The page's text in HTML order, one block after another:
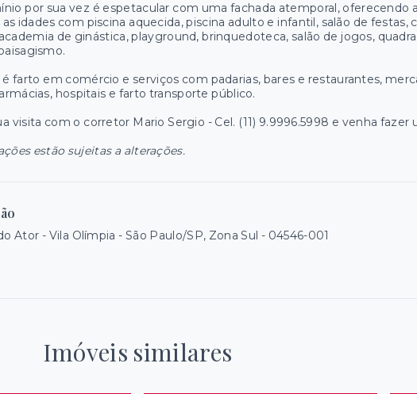
por sua vez é espetacular com uma fachada atemporal, oferecendo
as idades com piscina aquecida, piscina adulto e infantil, salão de festas,
de ginástica, playground, brinquedoteca, salão de jogos,
farto em comércio e serviços com padarias, bares e restaurantes,
hospitais e farto transporte público.
visita com o corretor Mario Sergio - Cel. (11) 9.9996.5998 e venha
estão sujeitas a alterações.
Ator - Vila Olímpia - São Paulo/SP, Zona Sul - 04546-001
Imóveis similares